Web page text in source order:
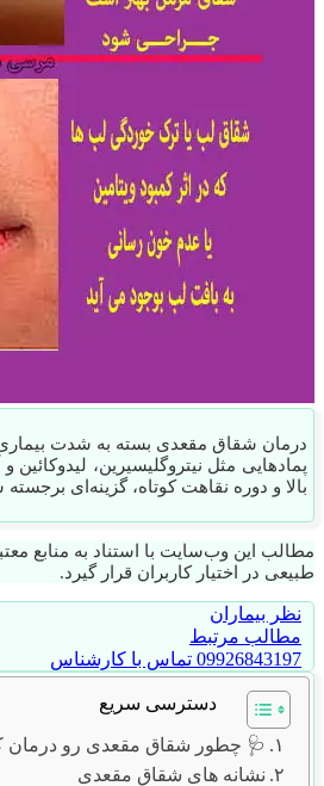
درمان شقاق مقعدی بسته به شدت
پمادهایی مثل نیتروگلیسیرین،
بالا و دوره نقاهت کوتاه، گزینه‌ای برجسته شناخته می‌شود. در
طبیعی در اختیار کاربران قرار گیرد.
نظر بیماران
مطالب مرتبط
09926843197 تماس با کارشناس
دسترسی سریع
🩺 چطور شقاق مقعدی رو درمان
نشانه های شقاق مقعدی